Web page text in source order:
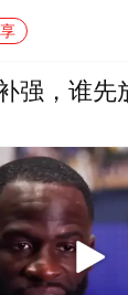
强，谁先